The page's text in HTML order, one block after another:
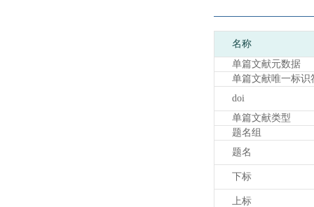
名称
单篇文献元数据
单篇文献唯一标识
doi
单篇文献类型
题名组
题名
下标
上标